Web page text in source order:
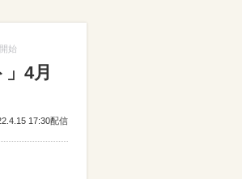
始
4月
17:30配信